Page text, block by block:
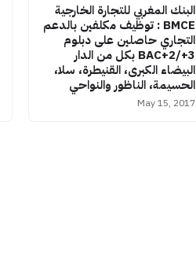
البنك المغربي للتجارة الخارجية
BMCE : توظيف مكلفين بالدعم
التجاري حاصلين على دبلوم
BAC+2/+3 بكل من الدار
البيضاء الكبرى، القنيطرة، سلا،
الحسيمة، الناظور والنواحي
May 15, 2017